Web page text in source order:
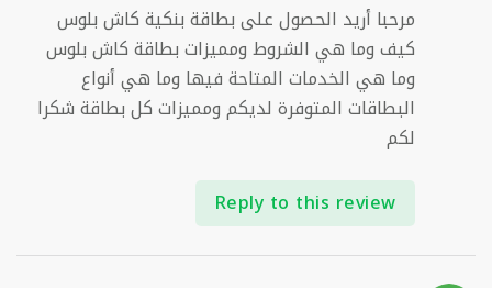
مرحبا أريد الحصول على بطاقة بنكية كاش بلوس
كيف وما هي الشروط ومميزات بطاقة كاش بلوس
وما هي الخدمات المتاحة فيها وما هي أنواع
البطاقات المتوفرة لديكم ومميزات كل بطاقة شكرا
لكم
Reply to this review